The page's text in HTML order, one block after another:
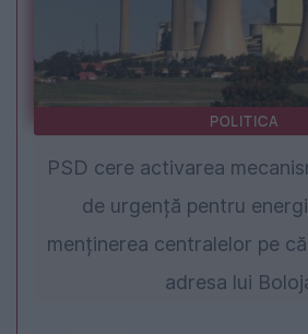
POLITICA
PSD cere activarea
de urgență pentru
menținerea centralelor pe
adresa lui